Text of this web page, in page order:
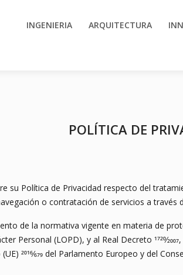
INGENIERIA ARQUITECTURA
POLÍTICA DE
su Política de Privacidad respecto del
o contratación de servicios a
de la normativa vigente en materia de
Personal (LOPD), y al Real Decreto
2016⁄679 del Parlamento Europeo y del